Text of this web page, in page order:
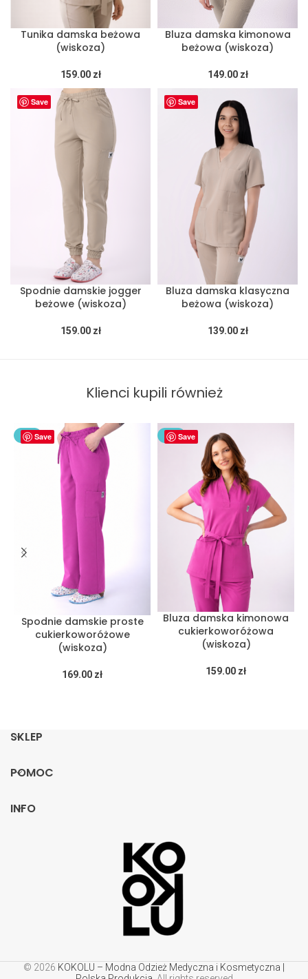
Tunika damska beżowa
(wiskoza)
159.00 zł
Bluza damska kimonowa
beżowa (wiskoza)
149.00 zł
Save
Spodnie damskie jogger
beżowe (wiskoza)
159.00 zł
Save
Bluza damska klasyczna
beżowa (wiskoza)
139.00 zł
Klienci kupili również
Save
NEW
Spodnie damskie proste
cukierkoworóżowe
(wiskoza)
169.00 zł
Save
NEW
Bluza damska kimonowa
cukierkoworóżowa
(wiskoza)
159.00 zł
SKLEP
POMOC
INFO
© 2026 KOKOLU – Modna Odzież Medyczna i Kosmetyczna |